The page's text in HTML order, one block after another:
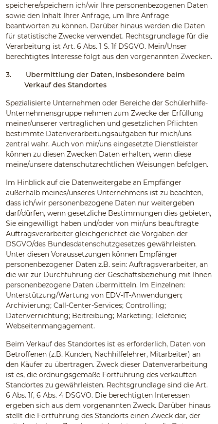
speichere/speichern ich/wir Ihre personenbezogenen Daten
sowie den Inhalt Ihrer Anfrage, um Ihre Anfrage
beantworten zu können. Darüber hinaus werden die Daten
für statistische Zwecke verwendet. Rechtsgrundlage für die
Verarbeitung ist Art. 6 Abs. 1 S. 1f DSGVO. Mein/Unser
berechtigtes Interesse folgt aus den vorgenannten Zwecken.
3.
Übermittlung der Daten, insbesondere beim
Verkauf des Standortes
Spezialisierte Unternehmen oder Bereiche der Schülerhilfe-
Unternehmensgruppe nehmen zum Zwecke der Erfüllung
meiner/unserer vertraglichen und gesetzlichen Pflichten
bestimmte Datenverarbeitungsaufgaben für mich/uns
zentral wahr. Auch von mir/uns eingesetzte Dienstleister
können zu diesen Zwecken Daten erhalten, wenn diese
meine/unsere datenschutzrechtlichen Weisungen befolgen.
Im Hinblick auf die Datenweitergabe an Empfänger
außerhalb meines/unseres Unternehmens ist zu beachten,
dass ich/wir personenbezogene Daten nur weitergeben
darf/dürfen, wenn gesetzliche Bestimmungen dies gebieten,
Sie eingewilligt haben und/oder von mir/uns beauftragte
Auftragsverarbeiter gleichgerichtet die Vorgaben der
DSGVO/des Bundesdatenschutzgesetzes gewährleisten.
Unter diesen Voraussetzungen können Empfänger
personenbezogener Daten z.B. sein: Auftragsverarbeiter, an
die wir zur Durchführung der Geschäftsbeziehung mit Ihnen
personenbezogene Daten übermitteln. Im Einzelnen:
Unterstützung/Wartung von EDV-IT-Anwendungen;
Archivierung; Call-Center-Services; Controlling;
Datenvernichtung; Beitreibung; Marketing; Telefonie;
Webseitenmangagement.
Beim Verkauf des Standortes ist es erforderlich, Daten von
Betroffenen (z.B. Kunden, Nachhilfelehrer, Mitarbeiter) an
den Käufer zu übertragen. Zweck dieser Datenverarbeitung
ist es, die ordnungsgemäße Fortführung des verkauften
Standortes zu gewährleisten. Rechtsgrundlage sind die Art.
6 Abs. 1f, 6 Abs. 4 DSGVO. Die berechtigten Interessen
ergeben sich aus dem vorgenannten Zweck. Darüber hinaus
stellt die Fortführung des Standorts einen Zweck dar, der